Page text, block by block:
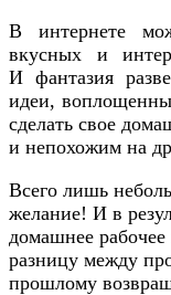
В интернете
вкусных и
И фантазия
идеи,
сделать свое
и непохожим на
Всего лишь
желание! И в
домашнее
разницу между
прошлому